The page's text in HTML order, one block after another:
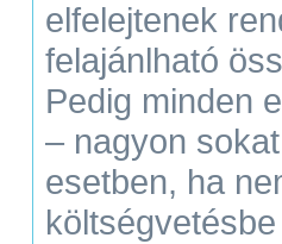
elfelejtenek
felajánlható
Pedig minden
– nagyon
esetben, ha